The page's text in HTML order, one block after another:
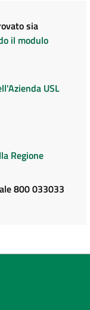
sia
il modulo
USL
Regione
800 033033